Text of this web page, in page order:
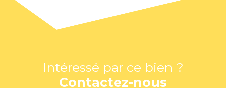
Intéressé par ce bien ?
Contactez-nous